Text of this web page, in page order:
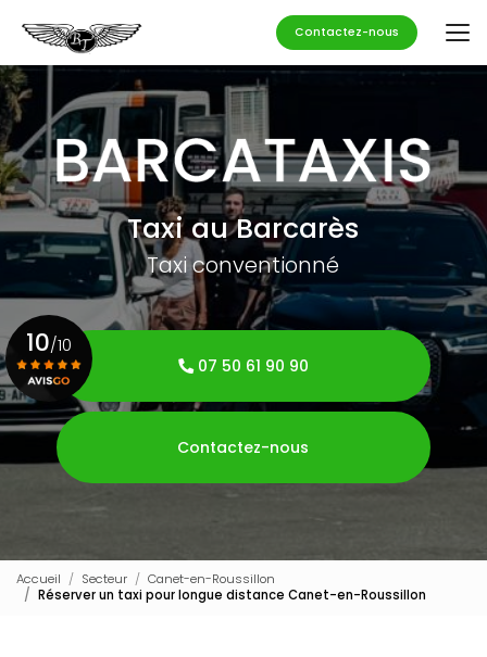
contenu
principal
Contactez-nous
Taxi au Barcarès
Taxi conventionné
07 50 61 90 90
Contactez-nous
10/10
Voir le certificat
Accueil Secteur
Canet-en-Roussillon
Réserver un taxi pour longue distance Canet-en-Roussillon